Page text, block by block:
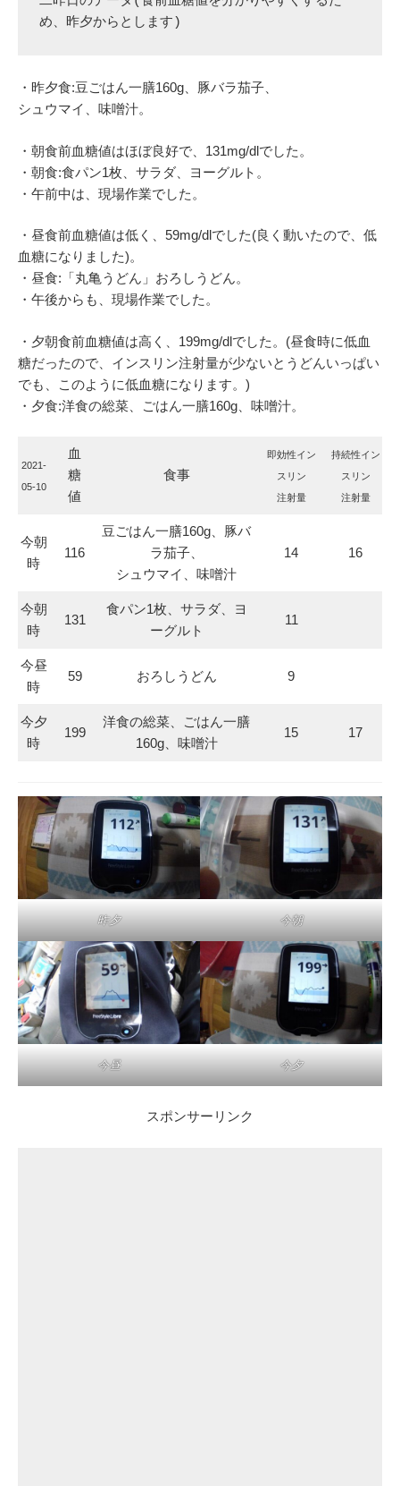
め、昨夕からとします)
・昨夕食:豆ごはん一膳160g、豚バラ茄子、
シュウマイ、味噌汁。
・朝食前血糖値はほぼ良好で、131mg/dlでした。
・朝食:食パン1枚、サラダ、ヨーグルト。
・午前中は、現場作業でした。
・昼食前血糖値は低く、59mg/dlでした(良く動いたので、低
血糖になりました)。
・昼食:「丸亀うどん」おろしうどん。
・午後からも、現場作業でした。
・夕朝食前血糖値は高く、199mg/dlでした。(昼食時に低血
糖だったので、インスリン注射量が少ないとうどんいっぱい
でも、このように低血糖になります。)
・夕食:洋食の総菜、ごはん一膳160g、味噌汁。
2021-
05-10
血
糖
値
食事
即効性イン
スリン
注射量
持続性イン
スリン
注射量
今朝
時
116
豆ごはん一膳160g、豚バ
ラ茄子、
シュウマイ、味噌汁
14 16
今朝
時
131
食パン1枚、サラダ、ヨ
ーグルト
11
今昼
時
59 おろしうどん 9
今夕
時
199
洋食の総菜、ごはん一膳
160g、味噌汁
15 17
昨夕 今朝
今昼 今夕
スポンサーリンク